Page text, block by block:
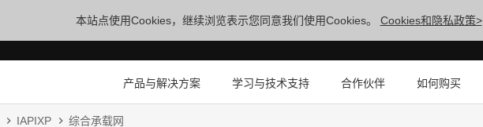
本站点使用Cookies，继续浏览表示您同意我们使用Cookies。 Cookies和隐私政策>
产品与解决方案 学习与技术支持 合作伙伴 如何购买
IAPIXP 综合承载网